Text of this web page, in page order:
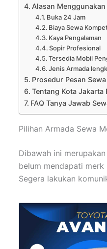
Alasan
Buka 24 Jam
Biaya Sewa
Kaya Pengalaman
Sopir Profesional
Tersedia Mobil
Jenis Armada
Prosedur Pesan
Tentang Kota Jakarta
FAQ Tanya Jawab
Pilihan Armada Sewa
Dibawah ini
belum mendapati
Segera lakukan